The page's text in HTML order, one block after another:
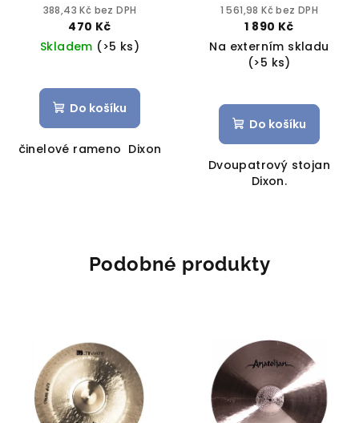
388,43 Kč bez DPH
470 Kč
Skladem (>5 ks)
Do košíku
činelové rameno Dixon
1 561,98 Kč bez DPH
1 890 Kč
Na externím skladu
(>5 ks)
Do košíku
Dvoupatrový stojan
Dixon.
Podobné produkty